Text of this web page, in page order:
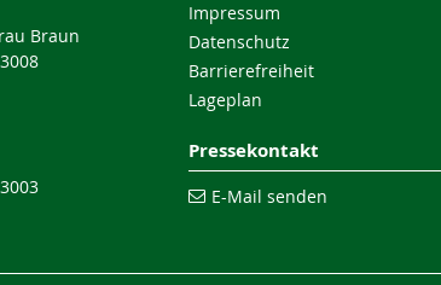
Braun
Impressum
Datenschutz
Barrierefreiheit
Lageplan
Pressekontakt
E-Mail senden